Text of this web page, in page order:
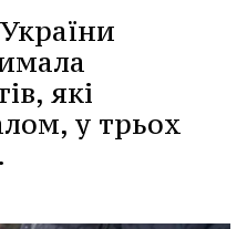
які
у трьох